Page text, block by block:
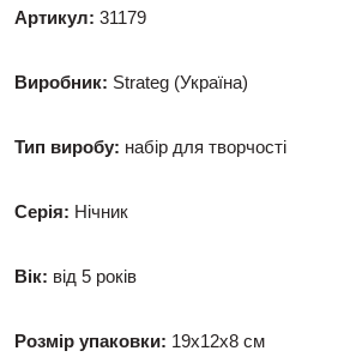
Артикул: 31179
Виробник: Strateg (Україна)
Тип виробу: набір для творчості
Серія: Нічник
Вік: від 5 років
Розмір упаковки: 19x12x8 см